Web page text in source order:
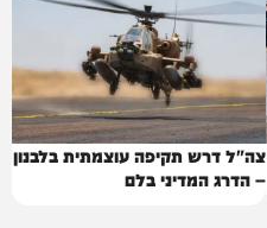
צה"ל דרש תקיפה עוצמתית בלבנון
– הדרג המדיני בלם